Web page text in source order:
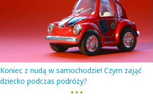
Koniec z nudą w samochodzie! Czym zająć
dziecko podczas podróży?
▪ ▪ ▪